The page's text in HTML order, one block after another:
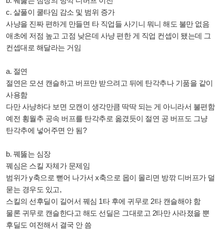
c. 살풀이 쿨타임 감소 및 범위 증가
사냥을 진짜 편하게 만들면 타 직업들 사기니 뭐니 해도 불만 없음
애초에 저점 높고 고점 낮은데 사냥 편한 게 직업 컨셉이 됐는데 그
컨셉대로 해달라는 거임
a. 절연
절연은 모션 캔슬하고 버프만 받으려고 뒤에 탄각추나 기품을 같이
사용함
다만 사냥하다 보면 모캔이 생각만큼 딱딱 되는 게 아니라서 불편함
예전 횡월추 공속 버프를 탄각추로 옮겼듯이 절연 공 버프도 그냥
탄각추에 넣어주면 안 됨?
b. 꿰뚫는 심장
꿰심은 스킬 자체가 문제임
범위가 y축으로 뻗어 나가서 x축으로 몹이 몰리면 방깎 디버프가 덜
묻는 경우도 있고,
스킬의 선후딜이 길어서 꿰심 1타 후에 귀무로 2타 캔슬해야 함
물론 귀무로 캔슬한다고 해도 선딜은 그대로고 2타만 사라졌을 뿐
후딜도 여전해서 결국 안 씀